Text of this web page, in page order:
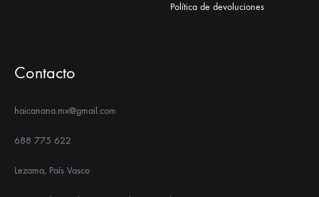
Política de devoluciones
Contacto
haicanana.mx@gmail.com
688 775 622
Lezama, País Vasco